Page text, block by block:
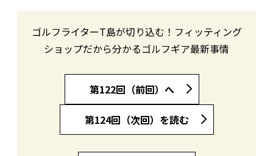
ゴルフライターT島が切り込む！フィッティング
ショップだから分かるゴルフギア最新事情
第122回（前回）へ
第124回（次回）を読む